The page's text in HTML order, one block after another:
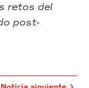
retos del
post-